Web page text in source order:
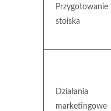
Przygotowanie
stoiska
Działania
marketingowe